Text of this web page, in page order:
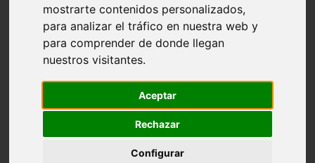
mostrarte contenidos personalizados,
para analizar el tráfico en nuestra web y
para comprender de donde llegan
nuestros visitantes.
Aceptar
Rechazar
Configurar
Panorámica Cabecera Curso medio
Curso bajo Mapas y Bibliografía
Mapas y Bibliografía